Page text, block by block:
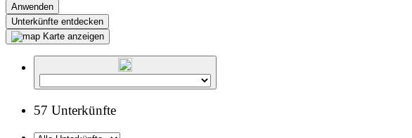
Anwenden
Karte anzeigen
57 Unterkünfte